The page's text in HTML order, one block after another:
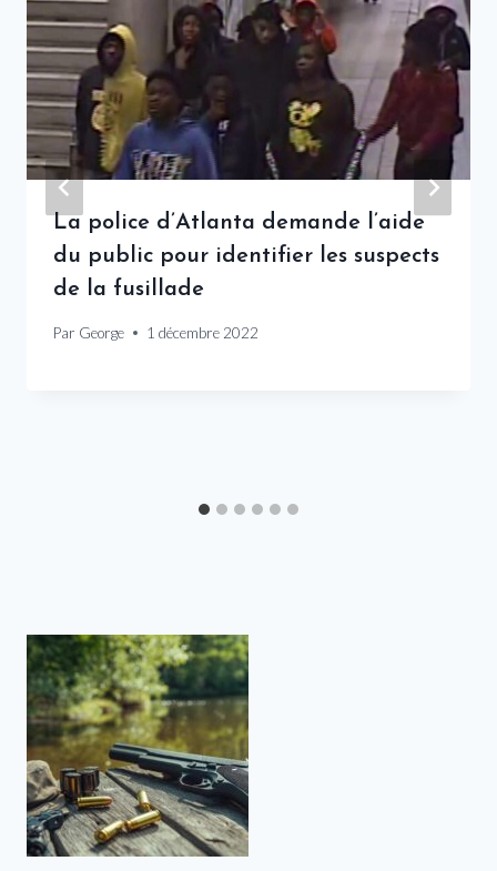
La police d’Atlanta demande l’aide
du public pour identifier les suspects
de la fusillade
Par George 1 décembre 2022